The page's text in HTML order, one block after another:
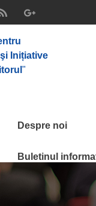
Inițiative
"
Despre noi
Buletinul